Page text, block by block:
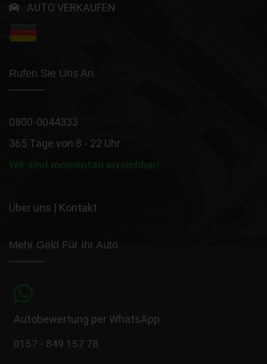
AUTO VERKAUFEN
Rufen Sie Uns An
0800-0044333
365 Tage von 8 - 22 Uhr
Wir sind momentan erreichbar!
Über uns | Kontakt
Mehr Geld Für Ihr Auto
Autobewertung per WhatsApp
0157 - 849 157 78